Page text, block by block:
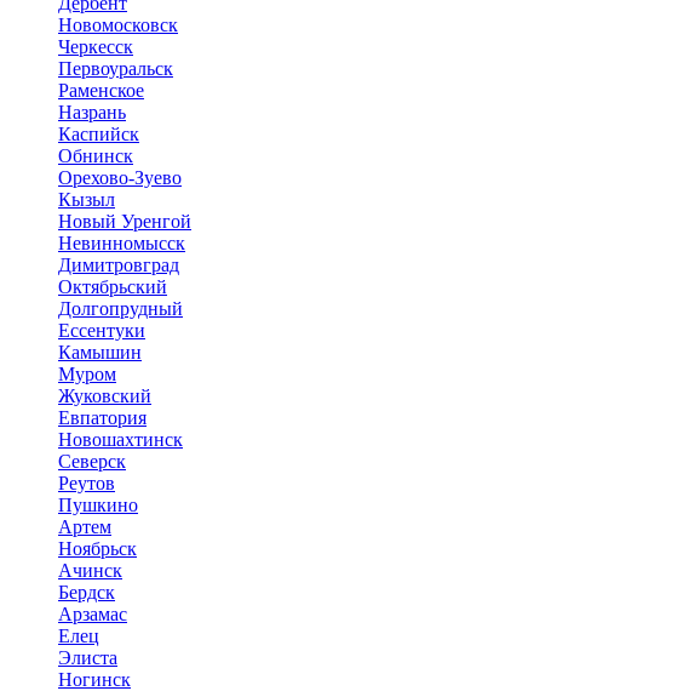
Новомосковск
Черкесск
Первоуральск
Раменское
Назрань
Каспийск
Обнинск
Орехово-Зуево
Кызыл
Новый Уренгой
Невинномысск
Димитровград
Октябрьский
Долгопрудный
Ессентуки
Камышин
Муром
Жуковский
Евпатория
Новошахтинск
Северск
Реутов
Пушкино
Артем
Ноябрьск
Ачинск
Бердск
Арзамас
Елец
Элиста
Ногинск